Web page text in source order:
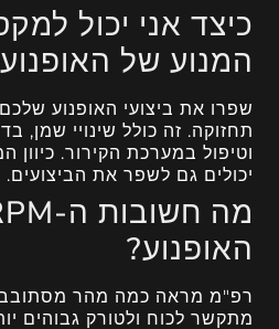
כיצד אני יכול
המנוע של
שפרו את ביצועי האופנוע
תחזוקה. זה כולל שינויי שמן,
יכולים גם לשפר את הביצועים.
האופנוע?
רפ"מ מראה כמה מהר מסתובב
מתקשר לכוח ולטורק גבוהים